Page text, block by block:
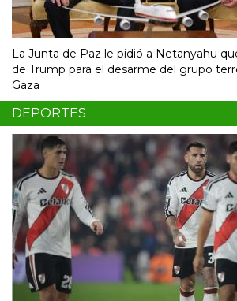
La Junta de Paz le pidió a Netanyahu
de Trump para el desarme del grupo
Gaza
DEPORTES